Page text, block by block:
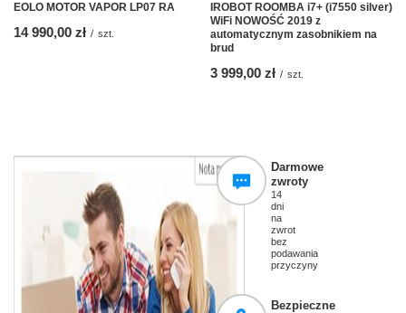
EOLO MOTOR VAPOR LP07 RA
14 990,00 zł / szt.
IROBOT ROOMBA i7+ (i7550 silver)
WiFi NOWOŚĆ 2019 z
automatycznym zasobnikiem na
brud
3 999,00 zł / szt.
Darmowe
zwroty
14
dni
na
zwrot
bez
podawania
przyczyny
Bezpieczne